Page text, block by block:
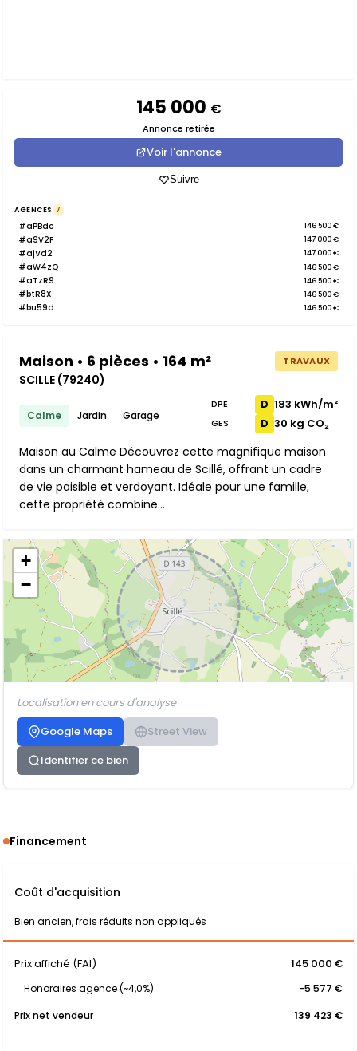
145 000 €
Annonce retirée
Voir l'annonce
Suivre
AGENCES 7
#aPBdc 146 500 €
#a9V2F 147 000 €
#ajVd2 147 000 €
#aW4zQ 146 500 €
#aTzR9 146 500 €
#btR8X 146 500 €
#bu59d 146 500 €
Maison • 6 pièces • 164 m² TRAVAUX
SCILLE (79240)
Calme Jardin Garage
DPE D 183 kWh/m²
GES D 30 kg CO₂
Maison au Calme Découvrez cette magnifique maison
dans un charmant hameau de Scillé, offrant un cadre
de vie paisible et verdoyant. Idéale pour une famille,
cette propriété combine...
+
−
Localisation en cours d'analyse
Google Maps
Street View
Identifier ce bien
Financement
Coût d'acquisition
Bien ancien, frais réduits non appliqués
Prix affiché (FAI) 145 000 €
Honoraires agence (~4,0%)
-5 577 €
Prix net vendeur
139 423 €